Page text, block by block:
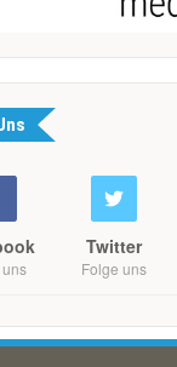
Twitter
Folge uns